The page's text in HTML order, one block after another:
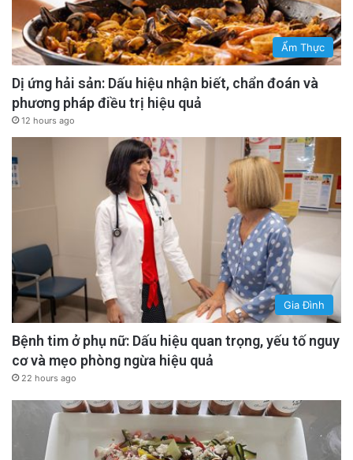
Ẩm Thực
Dị ứng hải sản: Dấu hiệu nhận biết, chẩn đoán và
phương pháp điều trị hiệu quả
12 hours ago
Gia Đình
Bệnh tim ở phụ nữ: Dấu hiệu quan trọng, yếu tố nguy
cơ và mẹo phòng ngừa hiệu quả
22 hours ago